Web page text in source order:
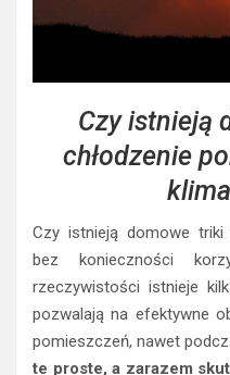
Czy istnieją
chłodzenie
Czy istnieją domowe triki
bez konieczności
rzeczywistości istnieje
pozwalają na efektywne
pomieszczeń, nawet
te proste, a zarazem